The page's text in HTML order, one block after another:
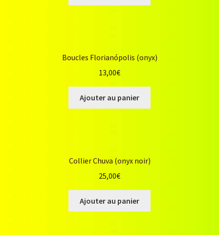
Boucles Florianópolis (onyx)
13,00€
Ajouter au panier
Collier Chuva (onyx noir)
25,00€
Ajouter au panier